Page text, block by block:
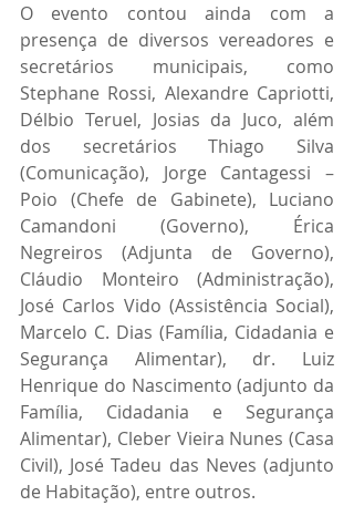
O evento contou ainda com a
presença de diversos vereadores e
secretários municipais, como
Stephane Rossi, Alexandre Capriotti,
Délbio Teruel, Josias da Juco, além
dos secretários Thiago Silva
(Comunicação), Jorge Cantagessi –
Poio (Chefe de Gabinete), Luciano
Camandoni (Governo), Érica
Negreiros (Adjunta de Governo),
Cláudio Monteiro (Administração),
José Carlos Vido (Assistência Social),
Marcelo C. Dias (Família, Cidadania e
Segurança Alimentar), dr. Luiz
Henrique do Nascimento (adjunto da
Família, Cidadania e Segurança
Alimentar), Cleber Vieira Nunes (Casa
Civil), José Tadeu das Neves (adjunto
de Habitação), entre outros.